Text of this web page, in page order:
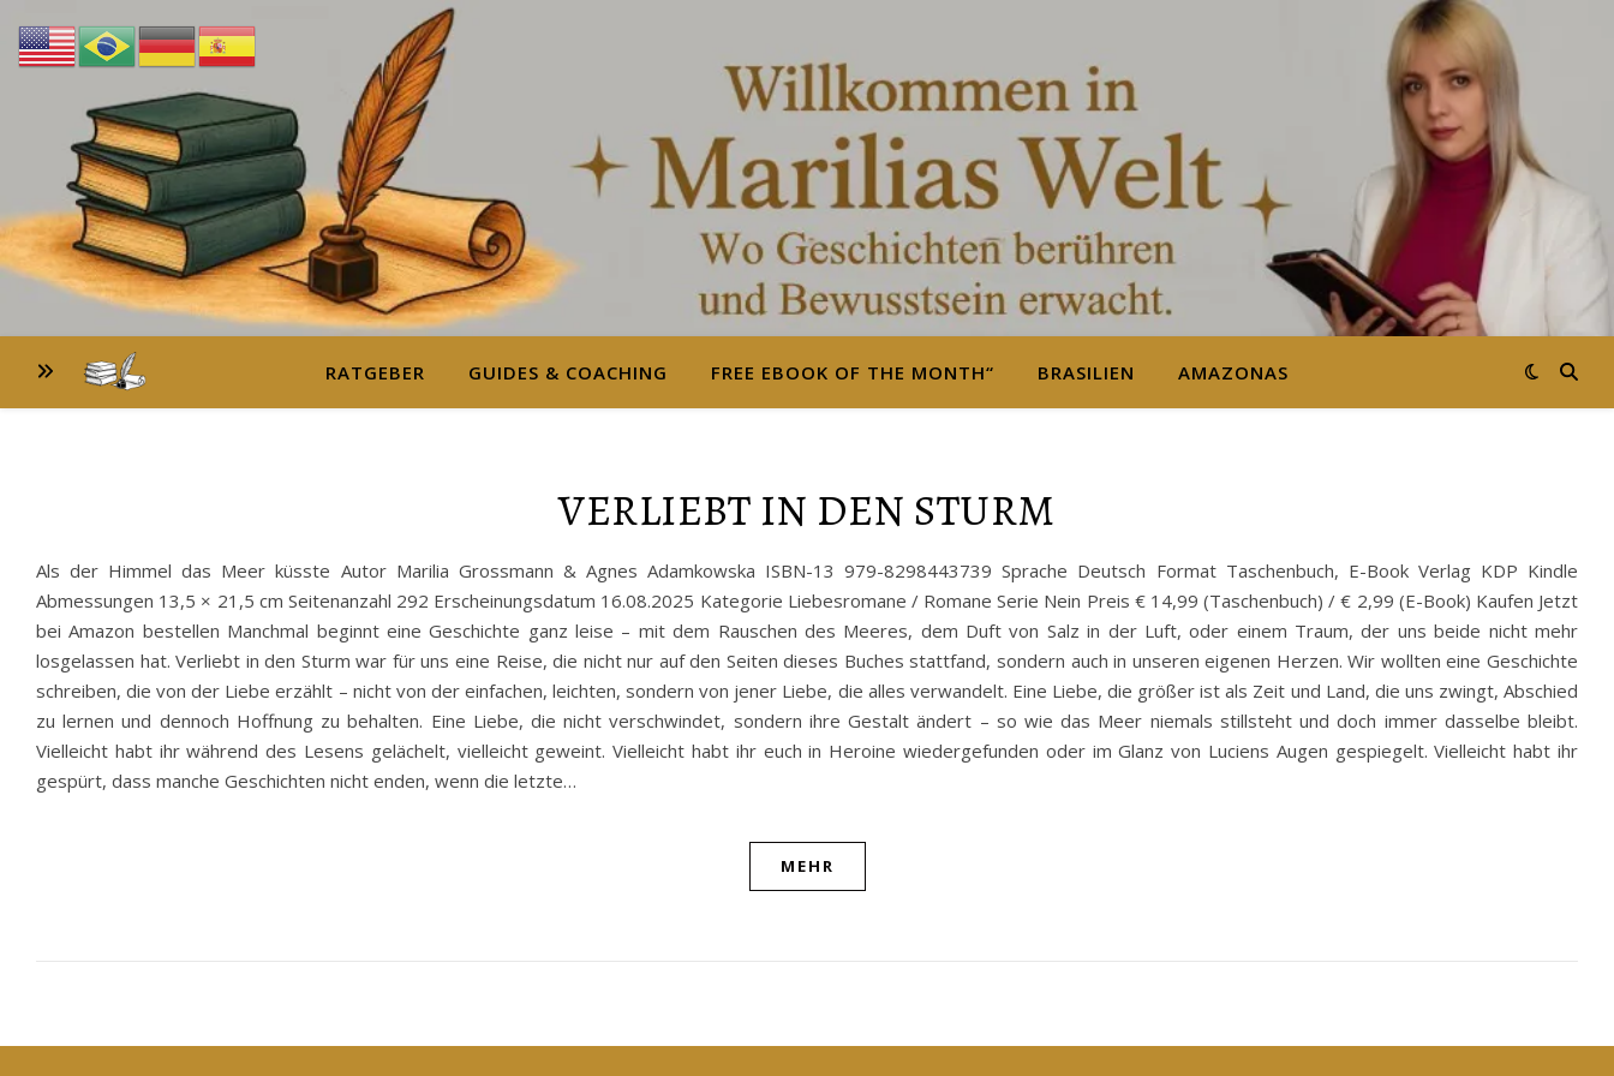
RATGEBER GUIDES & COACHING FREE EBOOK OF THE MONTH“ BRASILIEN AMAZONAS
VERLIEBT IN DEN STURM
Als der Himmel das Meer küsste Autor Marilia Grossmann & Agnes Adamkowska ISBN-13 979-8298443739 Sprache Deutsch Format Taschenbuch, E-Book Verlag KDP Kindle
Abmessungen 13,5 × 21,5 cm Seitenanzahl 292 Erscheinungsdatum 16.08.2025 Kategorie Liebesromane / Romane Serie Nein Preis € 14,99 (Taschenbuch) / € 2,99 (E-Book) Kaufen Jetzt
bei Amazon bestellen Manchmal beginnt eine Geschichte ganz leise – mit dem Rauschen des Meeres, dem Duft von Salz in der Luft, oder einem Traum, der uns beide nicht mehr
losgelassen hat. Verliebt in den Sturm war für uns eine Reise, die nicht nur auf den Seiten dieses Buches stattfand, sondern auch in unseren eigenen Herzen. Wir wollten eine Geschichte
schreiben, die von der Liebe erzählt – nicht von der einfachen, leichten, sondern von jener Liebe, die alles verwandelt. Eine Liebe, die größer ist als Zeit und Land, die uns zwingt, Abschied
zu lernen und dennoch Hoffnung zu behalten. Eine Liebe, die nicht verschwindet, sondern ihre Gestalt ändert – so wie das Meer niemals stillsteht und doch immer dasselbe bleibt.
Vielleicht habt ihr während des Lesens gelächelt, vielleicht geweint. Vielleicht habt ihr euch in Heroine wiedergefunden oder im Glanz von Luciens Augen gespiegelt. Vielleicht habt ihr
gespürt, dass manche Geschichten nicht enden, wenn die letzte…
MEHR